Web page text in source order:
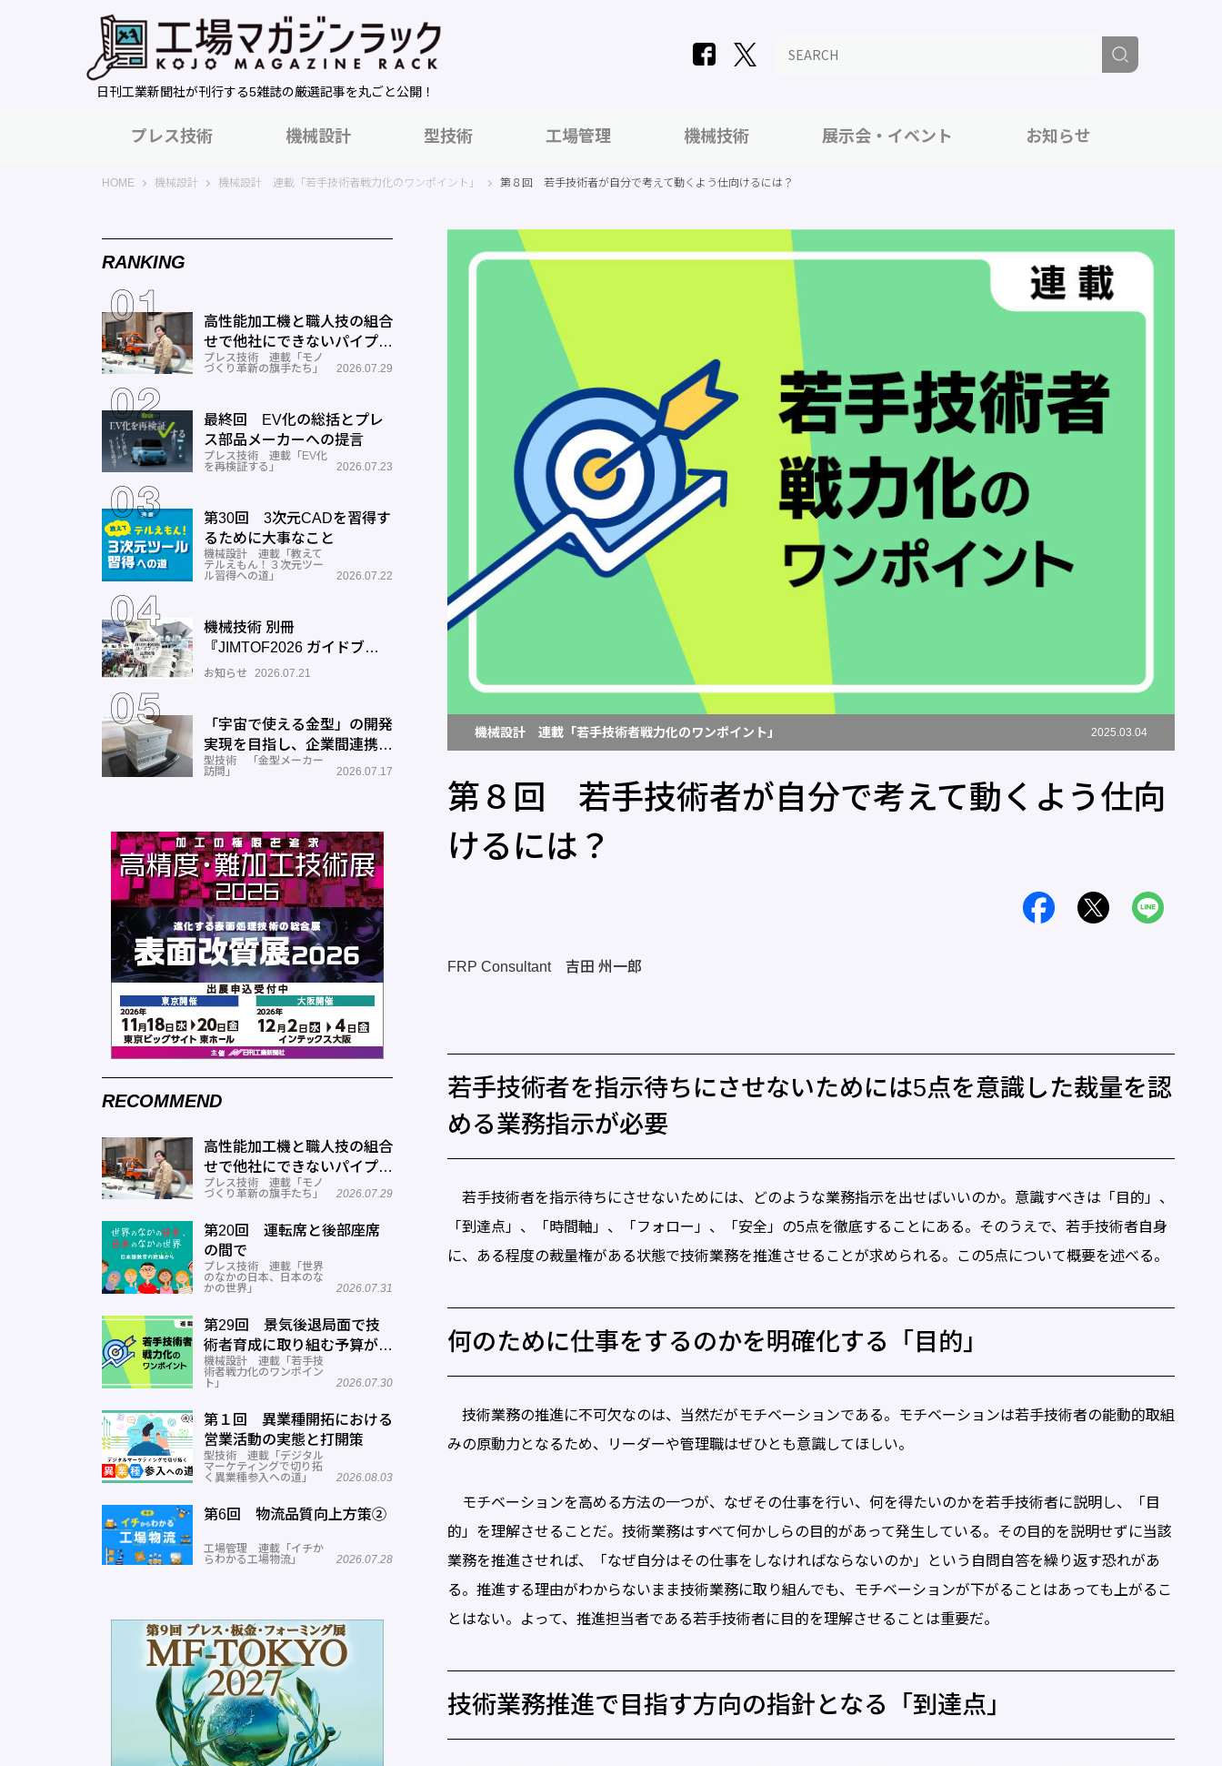
日刊工業新聞社が刊行する5雑誌の厳選記事を丸ごと公開！
プレス技術 機械設計 型技術 工場管理 機械技術 展示会・イベント お知らせ
HOME 工場マガジンラック｜日刊工業新聞社
機械設計 機械設計 連載「若手技術者戦力化のワンポイント」 第８回 若手技術者が自分で考えて動くよう仕向けるには？
機械設計 連載「若手技術者戦力化のワンポイント」 2025.03.04
第８回 若手技術者が自分で考えて動くよう仕向
けるには？
FRP Consultant 吉田 州一郎
若手技術者を指示待ちにさせないためには5点を意識した裁量を認
める業務指示が必要
若手技術者を指示待ちにさせないためには、どのような業務指示を出せばいいのか。意識すべきは「目的」、
「到達点」、「時間軸」、「フォロー」、「安全」の5点を徹底することにある。そのうえで、若手技術者自身
に、ある程度の裁量権がある状態で技術業務を推進させることが求められる。この5点について概要を述べる。
何のために仕事をするのかを明確化する「目的」
技術業務の推進に不可欠なのは、当然だがモチベーションである。モチベーションは若手技術者の能動的取組
みの原動力となるため、リーダーや管理職はぜひとも意識してほしい。
モチベーションを高める方法の一つが、なぜその仕事を行い、何を得たいのかを若手技術者に説明し、「目
的」を理解させることだ。技術業務はすべて何かしらの目的があって発生している。その目的を説明せずに当該
業務を推進させれば、「なぜ自分はその仕事をしなければならないのか」という自問自答を繰り返す恐れがあ
る。推進する理由がわからないまま技術業務に取り組んでも、モチベーションが下がることはあっても上がるこ
とはない。よって、推進担当者である若手技術者に目的を理解させることは重要だ。
技術業務推進で目指す方向の指針となる「到達点」
RANKING
高性能加工機と職人技の組合
せで他社にできないパイプ曲
げを実現―ミナミ技研
プレス技術 連載「モノ
づくり革新の旗手たち」
2026.07.29
最終回 EV化の総括とプレ
ス部品メーカーへの提言
プレス技術 連載「EV化
を再検証する」
2026.07.23
第30回 3次元CADを習得す
るために大事なこと
機械設計 連載「教えて
テルえもん！３次元ツー
ル習得への道」
2026.07.22
機械技術 別冊
『JIMTOF2026 ガイドブッ
ク』出展機種ガイドご入力の
お知らせ 2026.07.21
「宇宙で使える金型」の開発
実現を目指し、企業間連携を
推進―ワールド工業
型技術 「金型メーカー
訪問」
2026.07.17
RECOMMEND
高性能加工機と職人技の組合
せで他社にできないパイプ曲
げを実現―ミナミ技研
プレス技術 連載「モノ
づくり革新の旗手たち」
2026.07.29
第20回 運転席と後部座席
の間で
プレス技術 連載「世界
のなかの日本、日本のな
かの世界」
2026.07.31
第29回 景気後退局面で技
術者育成に取り組む予算がな
い
機械設計 連載「若手技
術者戦力化のワンポイン
ト」
2026.07.30
第１回 異業種開拓における
営業活動の実態と打開策
型技術 連載「デジタル
マーケティングで切り拓
く異業種参入への道」
2026.08.03
第6回 物流品質向上方策②
工場管理 連載「イチか
らわかる工場物流」
2026.07.28